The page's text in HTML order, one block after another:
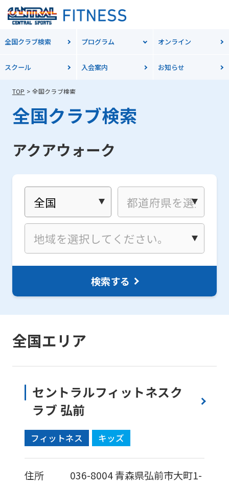
全国クラブ検索 プログラム オンライン
スクール 入会案内 お知らせ
TOP 全国クラブ検索
全国クラブ検索
アクアウォーク
検索する
全国エリア
セントラルフィットネスク
ラブ 弘前
フィットネス キッズ
住所 036-8004青森県弘前市大町1-